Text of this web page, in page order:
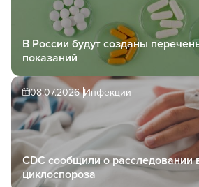
В России будут созданы
показаний
08.07.2026 Инфекции
CDC сообщили о расследовании
циклоспороза